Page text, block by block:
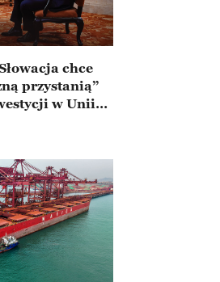
chce
przystanią”
w Unii